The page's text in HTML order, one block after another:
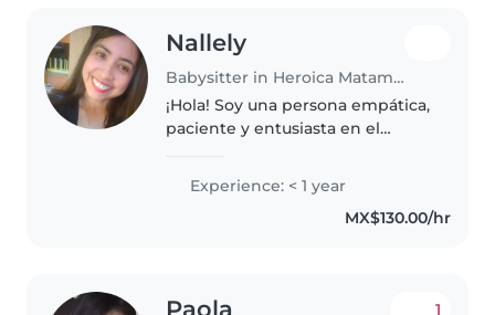
Nallely
Babysitter in Heroica Matamoros
¡Hola! Soy una persona empática,
paciente y entusiasta en el
enfermería y estoy certificada en
primeros auxilios. Me siento
Experience: < 1 year
MX$130.00/hr
Paola 1